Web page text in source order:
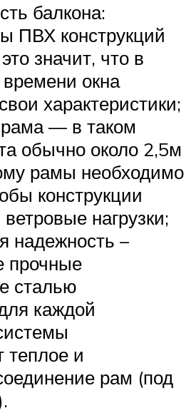
балкона:
ПВХ конструкций
значит, что в
времени окна
характеристики;
— в таком
обычно около 2,5м
рамы необходимо
конструкции
нагрузки;
надежность –
прочные
сталью
каждой
теплое и
рам (под